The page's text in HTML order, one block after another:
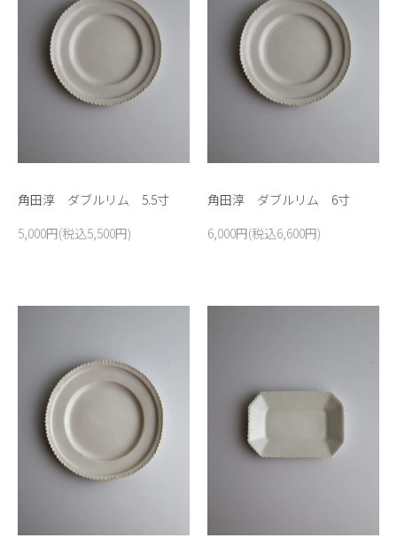
角田淳 ダブルリム 5.5寸
5,000円(税込5,500円)
角田淳 ダブルリム 6寸
6,000円(税込6,600円)